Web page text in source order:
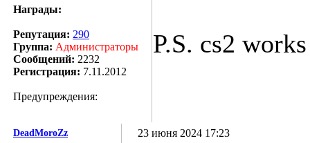
Награды:
Репутация: 290
Группа: Администраторы
Сообщений: 2232
Регистрация: 7.11.2012
Предупреждения:
P.S. cs2
DeadMoroZz 23 июня 2024 17:23